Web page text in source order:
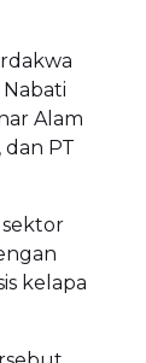
Alam
dan PT
sektor
kelapa